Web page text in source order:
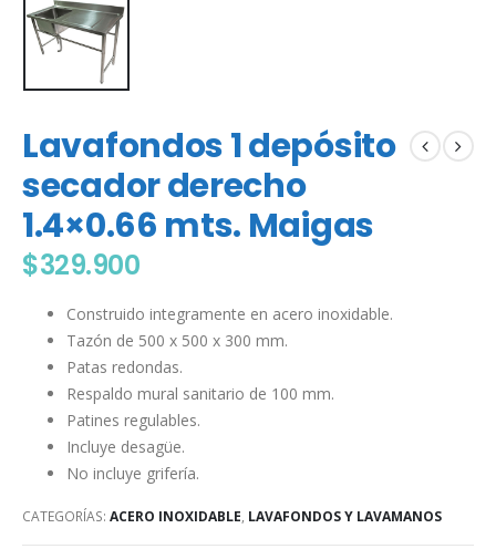
Lavafondos 1 depósito
secador derecho
1.4×0.66 mts. Maigas
$329.900
Construido integramente en acero inoxidable.
Tazón de 500 x 500 x 300 mm.
Patas redondas.
Respaldo mural sanitario de 100 mm.
Patines regulables.
Incluye desagüe.
No incluye grifería.
CATEGORÍAS: ACERO INOXIDABLE, LAVAFONDOS Y LAVAMANOS